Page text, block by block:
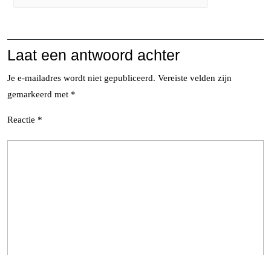
Laat een antwoord achter
Je e-mailadres wordt niet gepubliceerd. Vereiste velden zijn
gemarkeerd met *
Reactie *